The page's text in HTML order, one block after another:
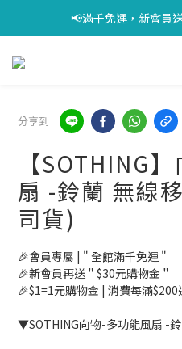
📢滿千免運，新會員
分享到
【SOTHING
扇 -鈴蘭 無線
司貨)
🎉會員專屬 | " 全館滿千免運 "
🎉新會員再送＂$30元購物金＂
🎉$1=1元購物金 | 消費每滿$200
▼SOTHING向物-多功能風扇 -